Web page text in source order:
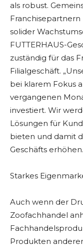
als robust.
solider
FUTTERHAUS-
zuständig für das
Filialgeschäft.
bei klarem Fokus
vergangenen
investiert. Wir
Lösungen für
bieten und damit
Geschäfts
Starkes
Auch wenn der
Zoofachhandel
Produkten